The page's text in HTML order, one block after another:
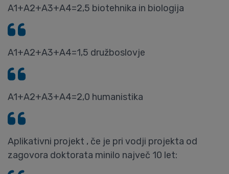
A1+A2+A3+A4=2,5 biotehnika in biologija
A1+A2+A3+A4=1,5 družboslovje
A1+A2+A3+A4=2,0 humanistika
Aplikativni projekt , če je pri vodji projekta od
zagovora doktorata minilo največ 10 let: